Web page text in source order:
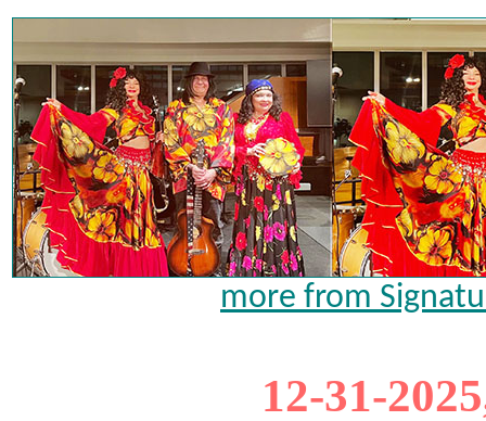
more from
12-31-